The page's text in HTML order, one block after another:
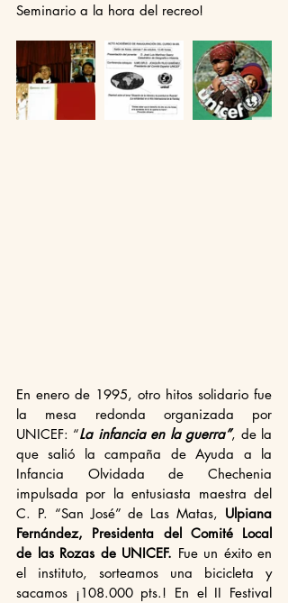
Seminario a la hora del recreo!
En enero de 1995, otro hitos solidario fue
la mesa redonda organizada por
UNICEF: “La infancia en la guerra”, de la
que salió la campaña de Ayuda a la
Infancia Olvidada de Chechenia
impulsada por la entusiasta maestra del
C. P. “San José” de Las Matas, Ulpiana
Fernández, Presidenta del Comité Local
de las Rozas de UNICEF. Fue un éxito en
el instituto, sorteamos una bicicleta y
sacamos ¡108.000 pts.! En el II Festival